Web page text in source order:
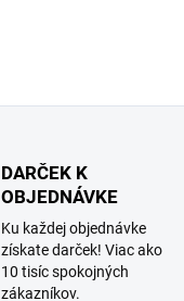
DARČEK K
OBJEDNÁVKE
Ku každej objednávke
získate darček! Viac ako
10 tisíc spokojných
zákazníkov.